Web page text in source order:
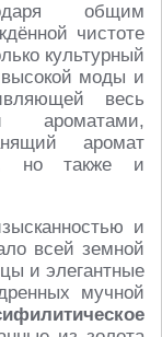
общим
чистоте
культурный
моды и
весь
ароматами,
аромат
но также и
и
всей земной
и элегантные
мучной